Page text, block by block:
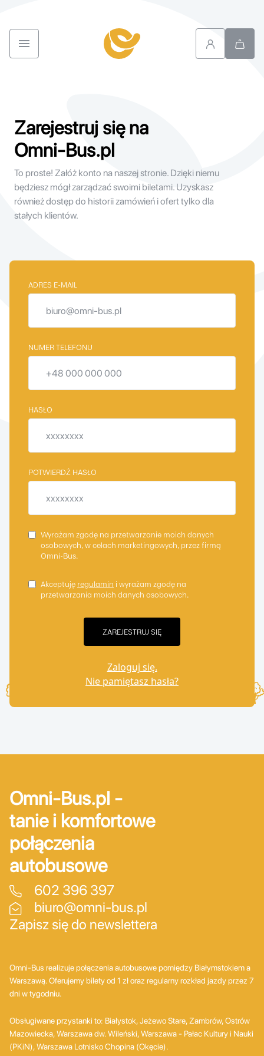
Zarejestruj się na
Omni-Bus.pl
To proste! Załóż konto na naszej stronie. Dzięki niemu
będziesz mógł zarządzać swoimi biletami. Uzyskasz
również dostęp do historii zamówień i ofert tylko dla
stałych klientów.
ADRES E-MAIL
NUMER TELEFONU
HASŁO
POTWIERDŹ HASŁO
Wyrażam zgodę na przetwarzanie moich danych
osobowych, w celach marketingowych, przez firmą
Omni-Bus.
Akceptuję regulamin i wyrażam zgodę na
przetwarzania moich danych osobowych.
Zaloguj się.
Nie pamiętasz hasła?
Omni-Bus.pl -
tanie i komfortowe
połączenia
autobusowe
602 396 397
biuro@omni-bus.pl
Zapisz się do newslettera
Omni-Bus realizuje połączenia autobusowe pomiędzy Białymstokiem a
Warszawą. Oferujemy bilety od 1 zł oraz regularny rozkład jazdy przez 7
dni w tygodniu.
Obsługiwane przystanki to: Białystok, Jeżewo Stare, Zambrów, Ostrów
Mazowiecka, Warszawa dw. Wileński, Warszawa - Pałac Kultury i Nauki
(PKiN), Warszawa Lotnisko Chopina (Okęcie).